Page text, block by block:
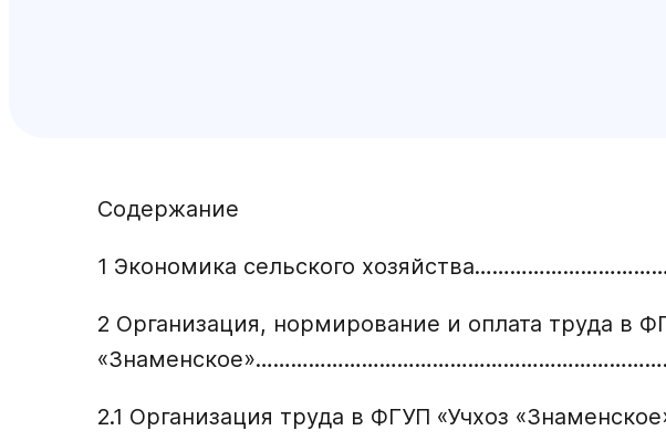
Содержание
1 Экономика сельского
2 Организация, нормирование и оплата труда в
2.1 Организация труда в ФГУП «Учхоз